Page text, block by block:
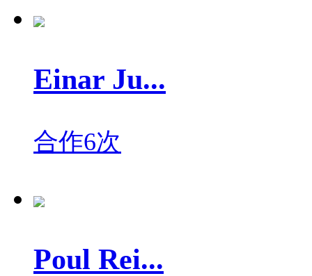
Einar Ju...
合作6次
Poul Rei...